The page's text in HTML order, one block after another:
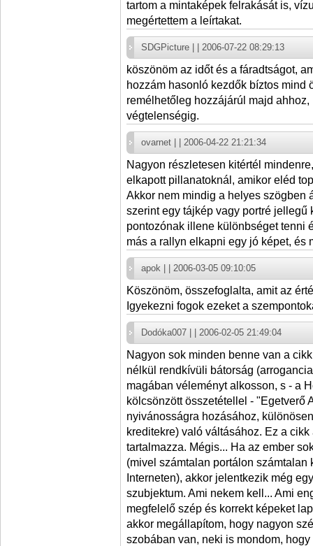
tartom a mintaképek felrakását is,
megértettem a leírtakat.
SDGPicture | | 2006-07-22 08:29:13
köszönöm az időt és a fáradtságot,
hozzám hasonló kezdők bíztos mind
remélhetőleg hozzájárúl majd
végtelenségig.
ovarnet | | 2006-04-22 21:21:34
Nagyon részletesen kitértél
elkapott pillanatoknál, amikor eléd
Akkor nem mindig a helyes szögben
szerint egy tájkép vagy portré jellegű
pontozónak illene különbséget tenni
más a rallyn elkapni egy jó képet, és
apok | | 2006-03-05 09:10:05
Köszönöm, összefoglalta, amit az
Igyekezni fogok ezeket a
Dodóka007 | | 2006-02-05 21:49:04
Nagyon sok minden benne van a
nélkül rendkívüli bátorság
magában véleményt alkosson, s - a
kölcsönzött összetétellel - "Egetverő
nyivánosságra hozásához,
kreditekre) való váltásához. Ez a
tartalmazza. Mégis... Ha az ember
(mivel számtalan portálon számtalan
Interneten), akkor jelentkezik még
szubjektum. Ami nekem kell... Ami
megfelelő szép és korrekt képeket
akkor megállapítom, hogy nagyon
szobában van, neki is mondom,